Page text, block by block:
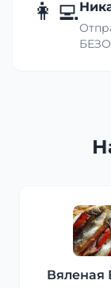
👩‍💻
Вяленая